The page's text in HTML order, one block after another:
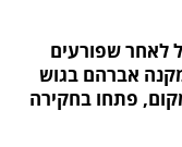
לאחר שפורעים
אברהם בגוש
פתחו בחקירה